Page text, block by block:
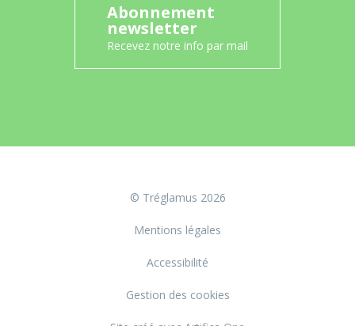
Abonnement
newsletter
Recevez notre info par mail
© Tréglamus 2026
Mentions légales
Accessibilité
Gestion des cookies